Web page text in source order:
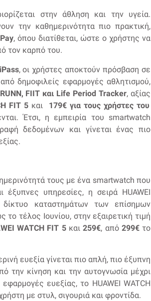
στην άθληση και την υγεία.
την καθημερινότητα πιο πρακτική,
Pay, όπου διατίθεται, ώστε ο χρήστης να
τον καρπό του.
, οι χρήστες αποκτούν πρόσβαση σε
δημοφιλείς εφαρμογές αθλητισμού,
, FIIT και Life Period Tracker, αξίας
FIT 5 και 179€ για τους χρήστες του
Έτσι, η εμπειρία του smartwatch
δεδομένων και γίνεται ένας πιο
τους με ένα smartwatch που
έξυπνες υπηρεσίες, η σειρά HUAWEI
καταστημάτων των επίσημων
τέλος Ιουνίου, στην εξαιρετική τιμή
WATCH FIT 5και259€, από 299€το
ευεξία γίνεται πιο απλή, πιο έξυπνη
την κίνηση και την αυτογνωσία μέχρι
ευεξίας, το HUAWEI WATCH
με στυλ, σιγουριά και φροντίδα.